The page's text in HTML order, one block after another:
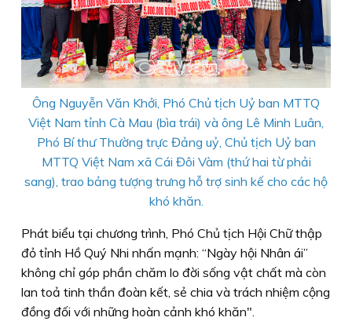
Ông Nguyễn Văn Khởi, Phó Chủ tịch Uỷ ban MTTQ
Việt Nam tỉnh Cà Mau (bìa trái) và ông Lê Minh Luân,
Phó Bí thư Thường trực Đảng uỷ, Chủ tịch Uỷ ban
MTTQ Việt Nam xã Cái Đôi Vàm (thứ hai từ phải
sang), trao bảng tượng trưng hỗ trợ sinh kế cho các hộ
khó khăn.
Phát biểu tại chương trình, Phó Chủ tịch Hội Chữ thập
đỏ tỉnh Hồ Quý Nhi nhấn mạnh: “Ngày hội Nhân ái”
không chỉ góp phần chăm lo đời sống vật chất mà còn
lan toả tinh thần đoàn kết, sẻ chia và trách nhiệm cộng
đồng đối với những hoàn cảnh khó khăn".